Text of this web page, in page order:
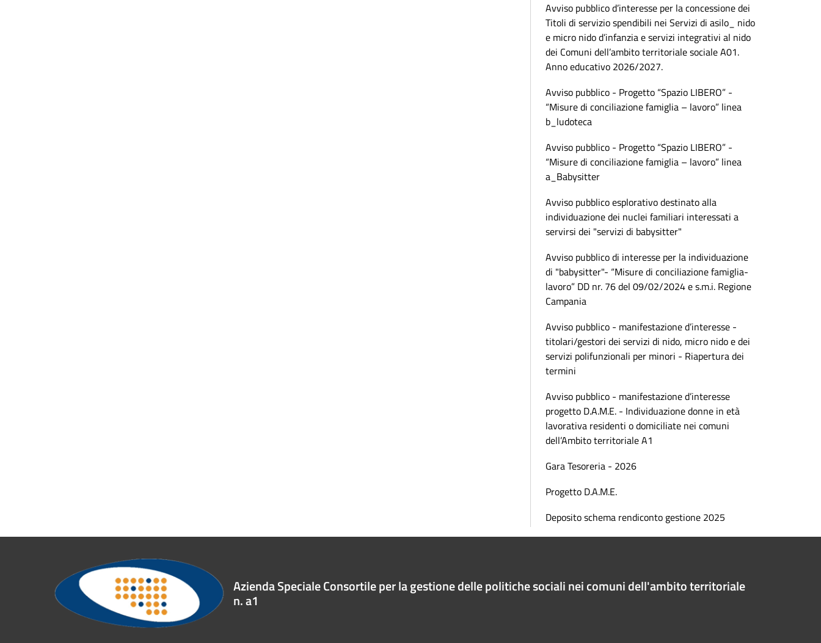
Avviso pubblico d’interesse per la concessione dei
Titoli di servizio spendibili nei Servizi di asilo_ nido
e micro nido d’infanzia e servizi integrativi al nido
dei Comuni dell’ambito territoriale sociale A01.
Anno educativo 2026/2027.
Avviso pubblico - Progetto “Spazio LIBERO” -
“Misure di conciliazione famiglia – lavoro” linea
b_ludoteca
Avviso pubblico - Progetto “Spazio LIBERO” -
“Misure di conciliazione famiglia – lavoro” linea
a_Babysitter
Avviso pubblico esplorativo destinato alla
individuazione dei nuclei familiari interessati a
servirsi dei "servizi di babysitter"
Avviso pubblico di interesse per la individuazione
di "babysitter"- “Misure di conciliazione famiglia-
lavoro” DD nr. 76 del 09/02/2024 e s.m.i. Regione
Campania
Avviso pubblico - manifestazione d’interesse -
titolari/gestori dei servizi di nido, micro nido e dei
servizi polifunzionali per minori - Riapertura dei
termini
Avviso pubblico - manifestazione d’interesse
progetto D.A.M.E. - Individuazione donne in età
lavorativa residenti o domiciliate nei comuni
dell’Ambito territoriale A1
Gara Tesoreria - 2026
Progetto D.A.M.E.
Deposito schema rendiconto gestione 2025
Azienda Speciale Consortile per la gestione delle politiche sociali nei comuni dell'ambito territoriale
n. a1